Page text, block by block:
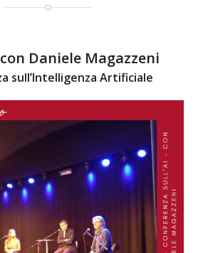
Daniele Magazzeni
sull’Intelligenza Artificiale